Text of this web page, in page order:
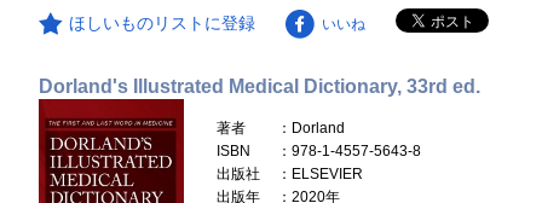
ほしいものリストに登録 いいね
Dorland's Illustrated Medical Dictionary, 33rd ed.
著者
：Dorland
ISBN
：978-1-4557-5643-8
出版社
：ELSEVIER
出版年
：2020年